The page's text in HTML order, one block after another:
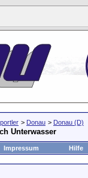
> Donau > Donau (D)
Unterwasser
Impressum Hilfe